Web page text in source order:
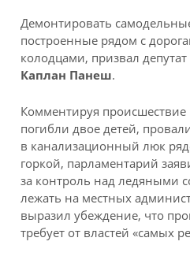
Демонтировать
построенные рядом с
колодцами, призвал
Каплан Панеш.
Комментируя происшествие
погибли двое детей,
в канализационный люк
горкой, парламентарий
за контроль над ледяными
лежать на местных
выразил убеждение, что
требует от властей «самых